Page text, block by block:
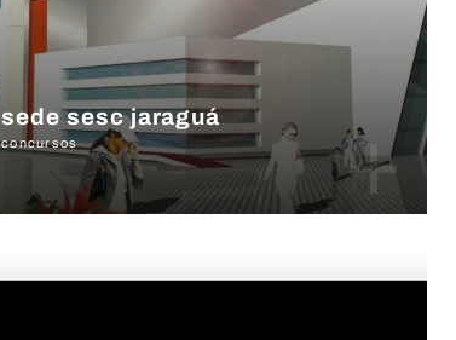
sede sesc jaraguá
concursos +